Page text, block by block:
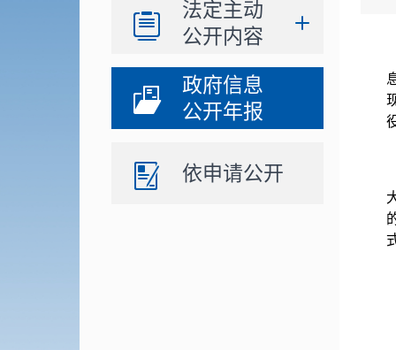
法定主动
公开内容
政府信息
公开年报
依申请公开